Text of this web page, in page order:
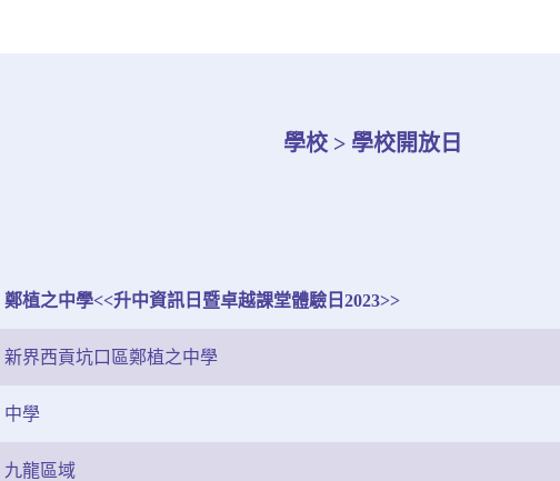
學校 > 學校開放日
鄭植之中學<<升中資訊日暨卓越課堂體驗日2023>>
新界西貢坑口區鄭植之中學
中學
九龍區域